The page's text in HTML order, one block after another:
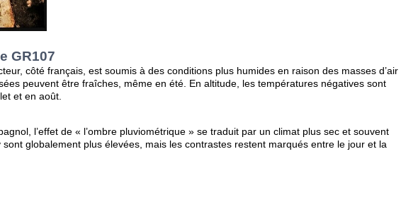
GR107
côté français, est soumis à des conditions plus humides en raison des masses d’air
peuvent être fraîches, même en été. En altitude, les températures négatives sont
et en août.
l’effet de « l’ombre pluviométrique » se traduit par un climat plus sec et souvent
globalement plus élevées, mais les contrastes restent marqués entre le jour et la